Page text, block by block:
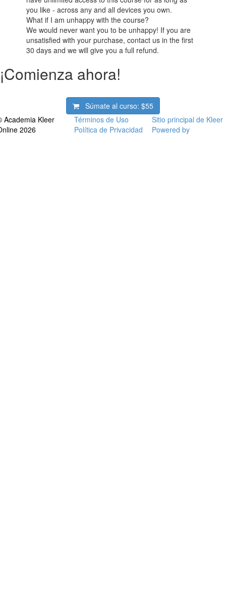
you like - across any and all devices you own.
What if I am unhappy with the course?
We would never want you to be unhappy! If you are
unsatisfied with your purchase, contact us in the first
30 days and we will give you a full refund.
¡Comienza ahora!
Súmate al curso: $55
Academia Kleer
2026
Términos de Uso
Política de Privacidad
Sitio principal de Kleer
Powered by